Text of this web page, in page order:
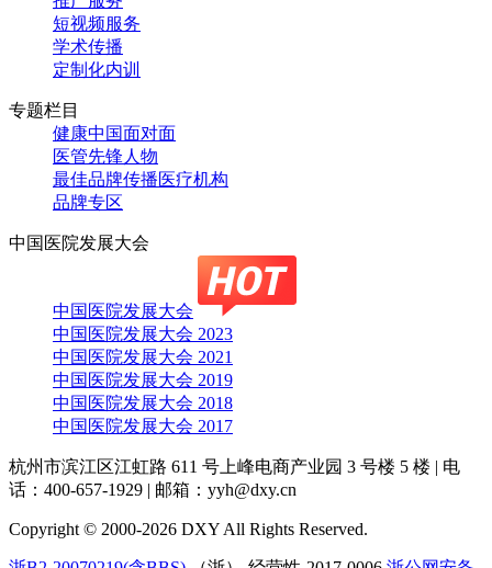
短视频服务
学术传播
定制化内训
专题栏目
健康中国面对面
医管先锋人物
最佳品牌传播医疗机构
品牌专区
中国医院发展大会
中国医院发展大会
中国医院发展大会 2023
中国医院发展大会 2021
中国医院发展大会 2019
中国医院发展大会 2018
中国医院发展大会 2017
杭州市滨江区江虹路 611 号上峰电商产业园 3 号楼 5 楼 | 电
话：400-657-1929 | 邮箱：yyh@dxy.cn
Copyright © 2000-2026 DXY All Rights Reserved.